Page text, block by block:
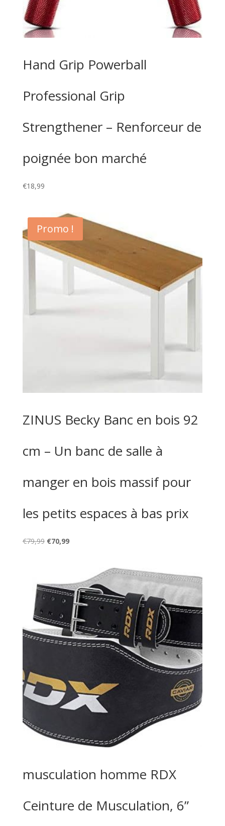
Hand Grip Powerball
Professional Grip
Strengthener – Renforceur de
poignée bon marché
€18,99
Promo !
ZINUS Becky Banc en bois 92
cm – Un banc de salle à
manger en bois massif pour
les petits espaces à bas prix
€79,99 Le
€79,99.
€70,99Le
€70,99.
musculation homme RDX
Ceinture de Musculation, 6”